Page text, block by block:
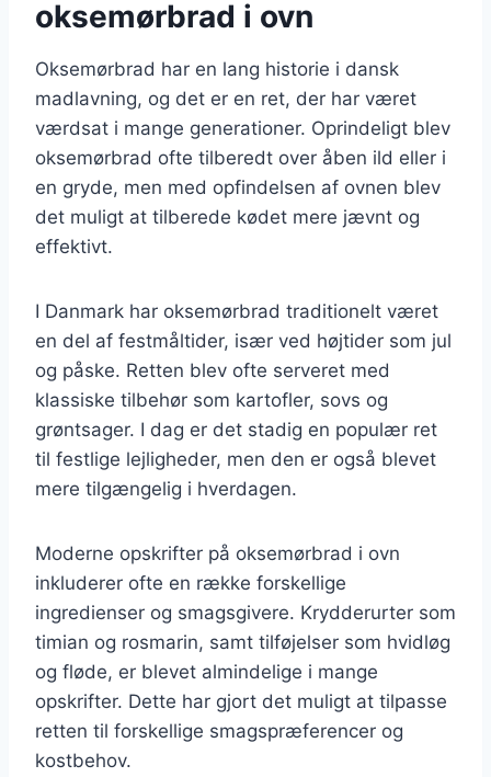
oksemørbrad i ovn
Oksemørbrad har en lang historie i dansk
madlavning, og det er en ret, der har været
værdsat i mange generationer. Oprindeligt blev
oksemørbrad ofte tilberedt over åben ild eller i
en gryde, men med opfindelsen af ovnen blev
det muligt at tilberede kødet mere jævnt og
effektivt.
I Danmark har oksemørbrad traditionelt været
en del af festmåltider, især ved højtider som jul
og påske. Retten blev ofte serveret med
klassiske tilbehør som kartofler, sovs og
grøntsager. I dag er det stadig en populær ret
til festlige lejligheder, men den er også blevet
mere tilgængelig i hverdagen.
Moderne opskrifter på oksemørbrad i ovn
inkluderer ofte en række forskellige
ingredienser og smagsgivere. Krydderurter som
timian og rosmarin, samt tilføjelser som hvidløg
og fløde, er blevet almindelige i mange
opskrifter. Dette har gjort det muligt at tilpasse
retten til forskellige smagspræferencer og
kostbehov.